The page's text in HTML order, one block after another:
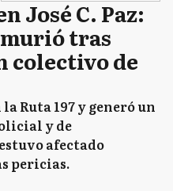
José C. Paz:
tras
colectivo de
Ruta 197 y generó un
y de
afectado
pericias.